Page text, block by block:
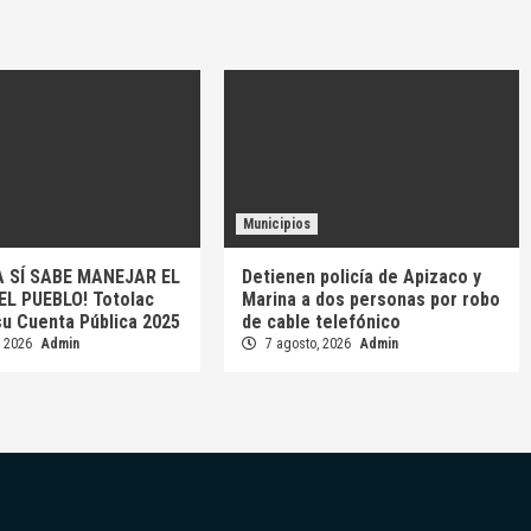
SÍ SABE MANEJAR EL
PUEBLO! Totolac
Cuenta Pública 2025
Admin
Municipios
Detienen policía de Apizaco y
Marina a dos personas por robo
de cable telefónico
7 agosto, 2026 Admin